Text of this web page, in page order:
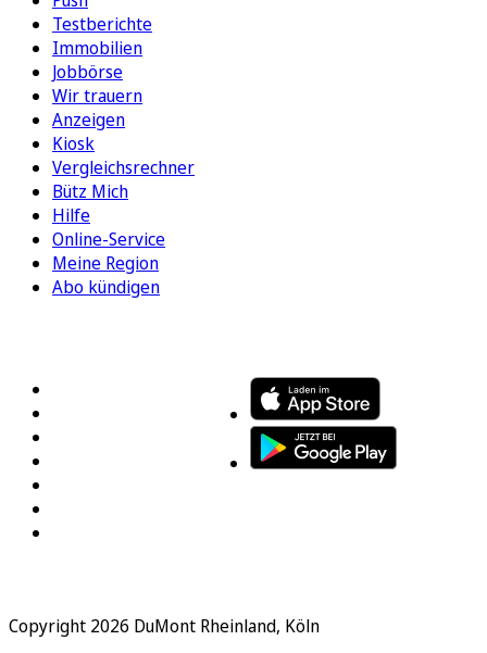
Testberichte
Immobilien
Jobbörse
Wir trauern
Anzeigen
Kiosk
Vergleichsrechner
Bütz Mich
Hilfe
Online-Service
Meine Region
Abo kündigen
Copyright 2026 DuMont Rheinland, Köln